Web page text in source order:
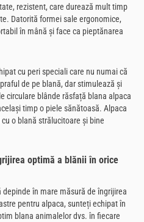
rezistent, care durează mult timp
Datorită formei sale ergonomice,
în mână și face ca pieptănarea
cu peri speciali care nu numai că
de pe blană, dar stimulează și
circulare blânde răsfață blana alpaca
timp o piele sănătoasă. Alpaca
o blană strălucitoare și bine
optimă a blănii în orice
în mare măsură de îngrijirea
pentru alpaca, sunteți echipat în
blana animalelor dvs. în fiecare